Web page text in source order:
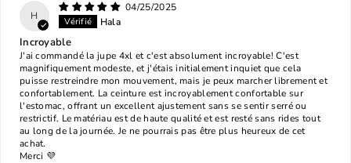
H
04/25/2025
Hala
Incroyable
J'ai commandé la jupe 4xl et c'est absolument incroyable! C'est
magnifiquement modeste, et j'étais initialement inquiet que cela
puisse restreindre mon mouvement, mais je peux marcher librement et
confortablement. La ceinture est incroyablement confortable sur
l'estomac, offrant un excellent ajustement sans se sentir serré ou
restrictif. Le matériau est de haute qualité et est resté sans rides tout
au long de la journée. Je ne pourrais pas être plus heureux de cet
achat.
Merci 💜